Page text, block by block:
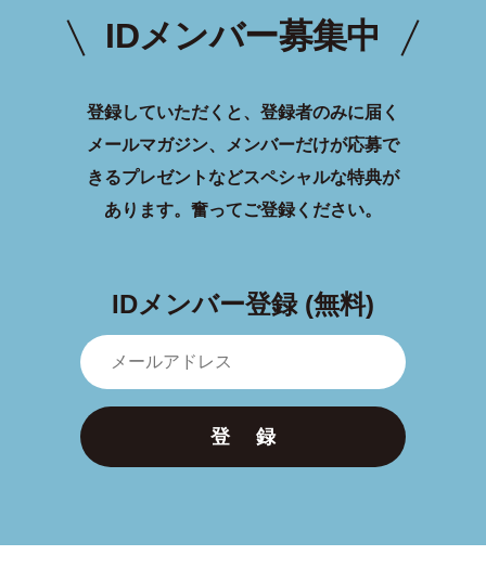
IDメンバー募集中
登録していただくと、登録者のみに届く
メールマガジン、メンバーだけが応募で
きるプレゼントなどスペシャルな特典が
あります。 奮ってご登録ください。
IDメンバー登録 (無料)
登 録